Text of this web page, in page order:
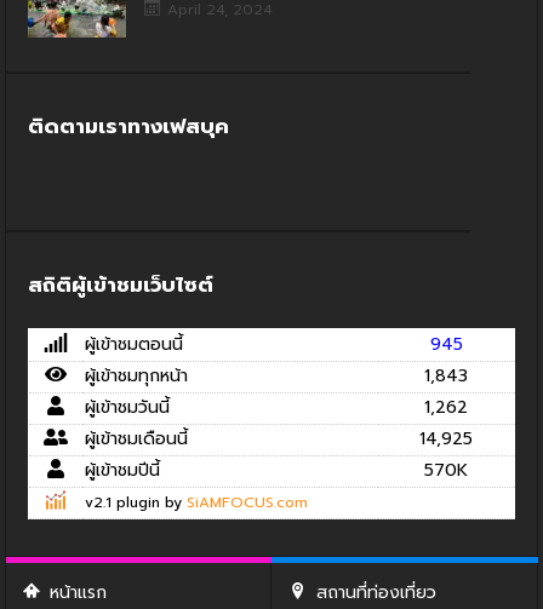
April 24, 2024
ติดตามเราทางเฟสบุค
สถิติผู้เข้าชมเว็บไซต์
ผู้เข้าชมตอนนี้
945
ผู้เข้าชมทุกหน้า
1,843
ผู้เข้าชมวันนี้
1,262
ผู้เข้าชมเดือนนี้
14,925
ผู้เข้าชมปีนี้
570K
v2.1 plugin by SiAMFOCUS.com
หน้าแรก สถานที่ท่องเที่ยว